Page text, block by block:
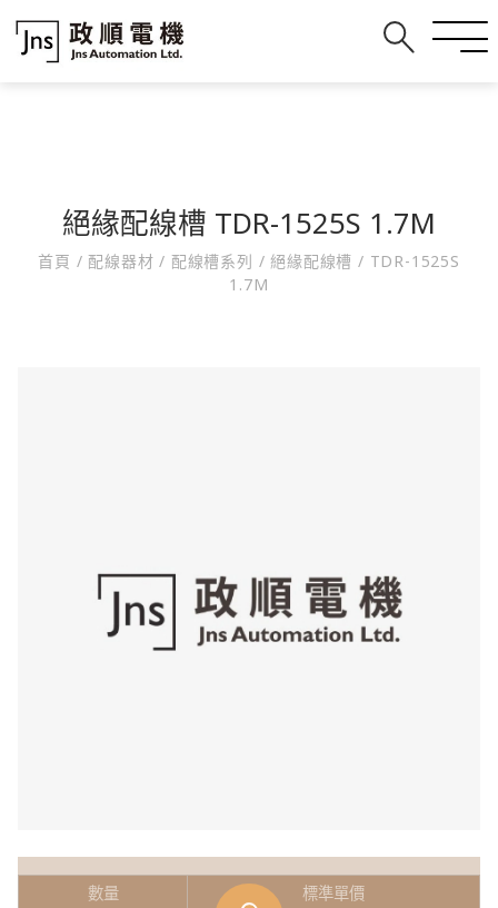
絕緣配線槽 TDR-1525S 1.7M
首頁 / 配線器材/ 配線槽系列 / 絕緣配線槽/ TDR-1525S
1.7M
數量
標準單價